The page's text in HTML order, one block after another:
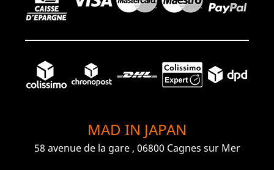
MAD IN JAPAN
58 avenue de la gare , 06800 Cagnes sur Mer